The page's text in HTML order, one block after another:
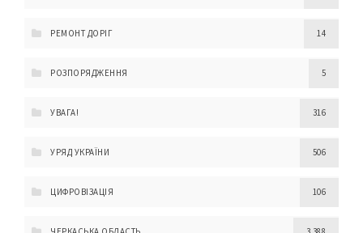
РЕМОНТ ДОРІГ 14
РОЗПОРЯДЖЕННЯ 5
УВАГА! 316
УРЯД УКРАЇНИ 506
ЦИФРОВІЗАЦІЯ 106